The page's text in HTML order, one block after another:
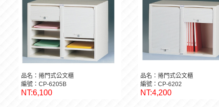
品名：捲門式公文櫃
編號：CP-6205B
NT:6,100
品名：捲門式公文櫃
編號：CP-6202
NT:4,200